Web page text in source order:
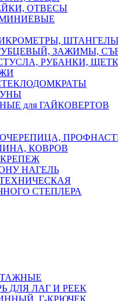
ОТВЕСЫ
ЗАЖИМЫ,
РУБАНКИ,
для ГАЙКОВЕРТОВ
КОВРОВ
НАГЕЛЬ
СТЕПЛЕРА
ДЛЯ ЛАГ И РЕЕК
Г-КРЮЧЕК